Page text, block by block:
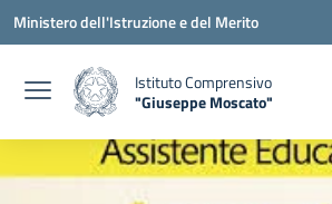
Vai ai contenuti
Vai al menu di navigazione
Vai al footer
Ministero dell'Istruzione e del Merito
Istituto Comprensivo
"Giuseppe Moscato"